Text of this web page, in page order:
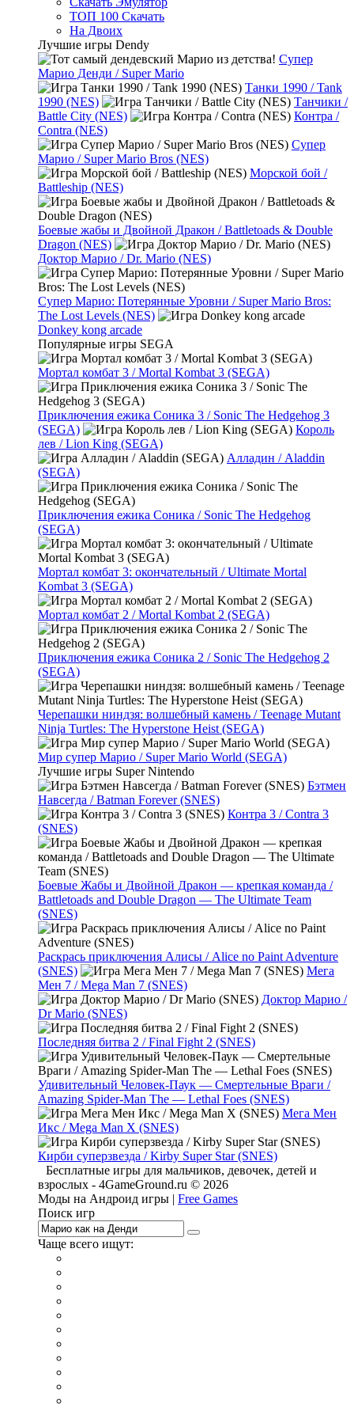
ТОП 100 Скачать
На Двоих
Лучшие игры Dendy
Супер
Марио Денди / Super Mario
Танки 1990 / Tank
1990 (NES)
Танчики /
Battle City (NES)
Контра /
Contra (NES)
Супер
Марио / Super Mario Bros (NES)
Морской бой /
Battleship (NES)
Боевые жабы и Двойной Дракон / Battletoads & Double
Dragon (NES)
Доктор Марио / Dr. Mario (NES)
Супер Марио: Потерянные Уровни / Super Mario Bros:
The Lost Levels (NES)
Donkey kong arcade
Популярные игры SEGA
Мортал комбат 3 / Mortal Kombat 3 (SEGA)
Приключения ежика Соника 3 / Sonic The Hedgehog 3
(SEGA)
Король
лев / Lion King (SEGA)
Алладин / Aladdin
(SEGA)
Приключения ежика Соника / Sonic The Hedgehog
(SEGA)
Мортал комбат 3: окончательный / Ultimate Mortal
Kombat 3 (SEGA)
Мортал комбат 2 / Mortal Kombat 2 (SEGA)
Приключения ежика Соника 2 / Sonic The Hedgehog 2
(SEGA)
Черепашки ниндзя: волшебный камень / Teenage Mutant
Ninja Turtles: The Hyperstone Heist (SEGA)
Мир супер Марио / Super Mario World (SEGA)
Лучшие игры Super Nintendo
Бэтмен
Навсегда / Batman Forever (SNES)
Контра 3 / Contra 3
(SNES)
Боевые Жабы и Двойной Дракон — крепкая команда /
Battletoads and Double Dragon — The Ultimate Team
(SNES)
Раскрась приключения Алисы / Alice no Paint Adventure
(SNES)
Мега
Мен 7 / Mega Man 7 (SNES)
Доктор Марио /
Dr Mario (SNES)
Последняя битва 2 / Final Fight 2 (SNES)
Удивительный Человек-Паук — Смертельные Враги /
Amazing Spider-Man The — Lethal Foes (SNES)
Мега Мен
Икс / Mega Man X (SNES)
Кирби суперзвезда / Kirby Super Star (SNES)
Бесплатные игры для мальчиков, девочек, детей и
взрослых - 4GameGround.ru © 2026
Моды на Андроид игры | Free Games
Поиск игр
Чаще всего ищут: